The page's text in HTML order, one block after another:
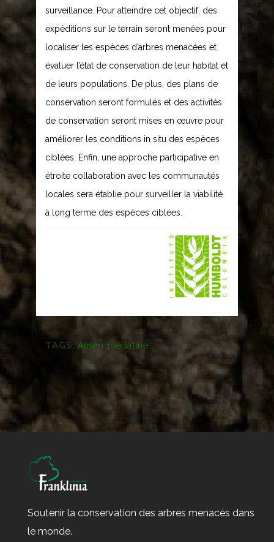
surveillance. Pour atteindre cet objectif, des
expéditions sur le terrain seront menées pour
localiser les espèces d’arbres menacées et
évaluer l’état de conservation de leur habitat et
de leurs populations. De plus, des plans de
conservation seront formulés et des activités
de conservation seront mises en œuvre pour
améliorer les conditions in situ des espèces
ciblées. Enfin, une approche participative en
étroite collaboration avec les communautés
locales sera établie pour surveiller la viabilité
à long terme des espèces ciblées.
TAGS: Amérique latine
Soutenir la conservation des arbres menacés dans
le monde.